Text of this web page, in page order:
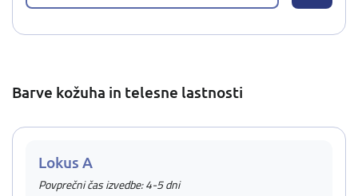
Barve kožuha in telesne lastnosti
Lokus A
Povprečni čas izvedbe: 4-5 dni